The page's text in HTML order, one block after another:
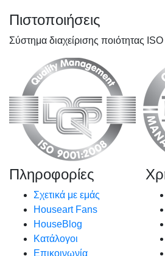
Πιστοποιήσεις
Σύστημα διαχείρισης ποιότητας
Πληροφορίες
Σχετικά με εμάς
Houseart Fans
HouseBlog
Κατάλογοι
Επικοινωνία